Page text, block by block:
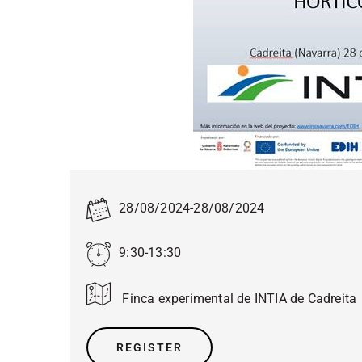
28/08/2024-28/08/2024
9:30-13:30
Finca experimental de INTIA de Cadreita
REGISTER